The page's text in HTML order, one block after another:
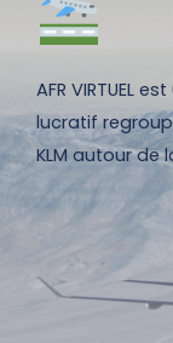
AFR VIRTUEL
lucratif
KLM autour de